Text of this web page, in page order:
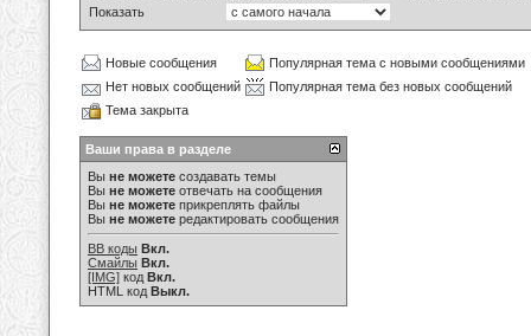
Показать
Новые сообщения
Популярная тема с новыми сообщениями
Нет новых сообщений
Популярная тема без новых сообщений
Тема закрыта
Ваши права в разделе
Вы не можете создавать темы
Вы не можете отвечать на сообщения
Вы не можете прикреплять файлы
Вы не можете редактировать сообщения
BB коды Вкл.
Смайлы Вкл.
[IMG] код Вкл.
HTML код Выкл.